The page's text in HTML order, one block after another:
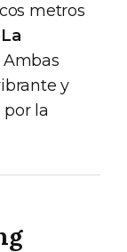
metros
y
la